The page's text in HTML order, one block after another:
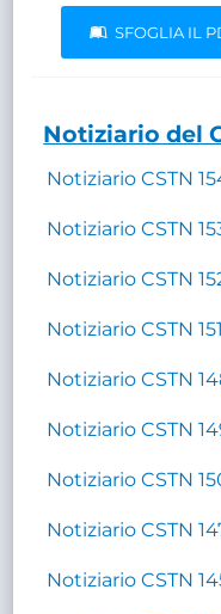
SFOGLIA IL
Notiziario del
Notiziario CSTN
Notiziario CSTN
Notiziario CSTN
Notiziario CSTN
Notiziario CSTN
Notiziario CSTN
Notiziario CSTN
Notiziario CSTN
Notiziario CSTN